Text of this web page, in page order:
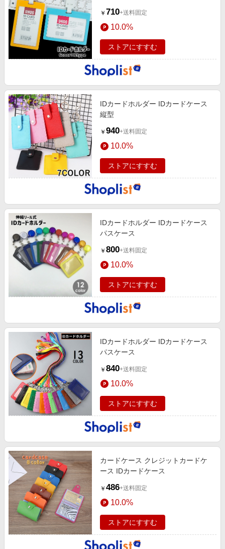
￥ 710+送料固定
10.0%
ストアにすすむ
IDカードホルダー IDカードケース
縦型
￥ 940+送料固定
10.0%
ストアにすすむ
IDカードホルダー IDカードケース
パスケース
￥ 800+送料固定
10.0%
ストアにすすむ
IDカードホルダー IDカードケース
パスケース
￥ 840+送料固定
10.0%
ストアにすすむ
カードケース クレジットカードケ
ース IDカードケース
￥ 486+送料固定
10.0%
ストアにすすむ